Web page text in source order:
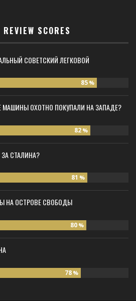
SCORES
СОВЕТСКИЙ ЛЕГКОВОЙ
85 %
МАШИНЫ ОХОТНО ПОКУПАЛИ НА ЗАПАДЕ?
82 %
СТАЛИНА?
81 %
НА ОСТРОВЕ СВОБОДЫ
80 %
78 %